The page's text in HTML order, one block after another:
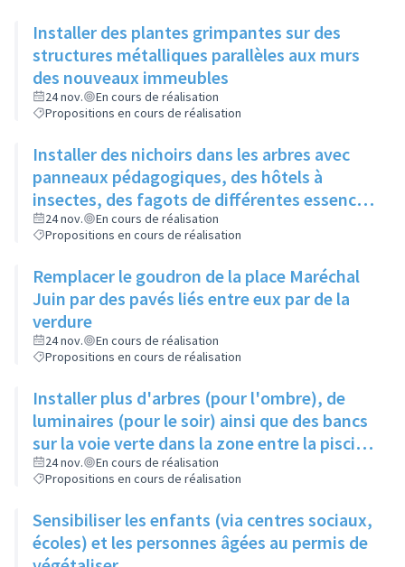
Installer des plantes grimpantes sur des
structures métalliques parallèles aux murs
des nouveaux immeubles
24 nov.
En cours de réalisation
Propositions en cours de réalisation
Installer des nichoirs dans les arbres avec
panneaux pédagogiques, des hôtels à
insectes, des fagots de différentes essences
pour stimuler la biodiversité sur la place du
Château à la Roue
24 nov.
En cours de réalisation
Propositions en cours de réalisation
Remplacer le goudron de la place Maréchal
Juin par des pavés liés entre eux par de la
verdure
24 nov.
En cours de réalisation
Propositions en cours de réalisation
Installer plus d'arbres (pour l'ombre), de
luminaires (pour le soir) ainsi que des bancs
sur la voie verte dans la zone entre la piscine
et la rue de l'Industrie
24 nov.
En cours de réalisation
Propositions en cours de réalisation
Sensibiliser les enfants (via centres sociaux,
écoles) et les personnes âgées au permis de